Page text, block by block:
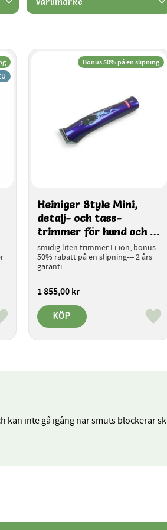
till i favoriter
Heiniger Style Mini,
detalj- och tass-
trimmer för hund och
veterinär
smidig liten trimmer Li-ion, bonus
50% rabatt på en slipning--- 2 års
garanti
1 855,00kr
Bonus 50% på en slipning
KÖP
inte gå igång när smuts blockerar